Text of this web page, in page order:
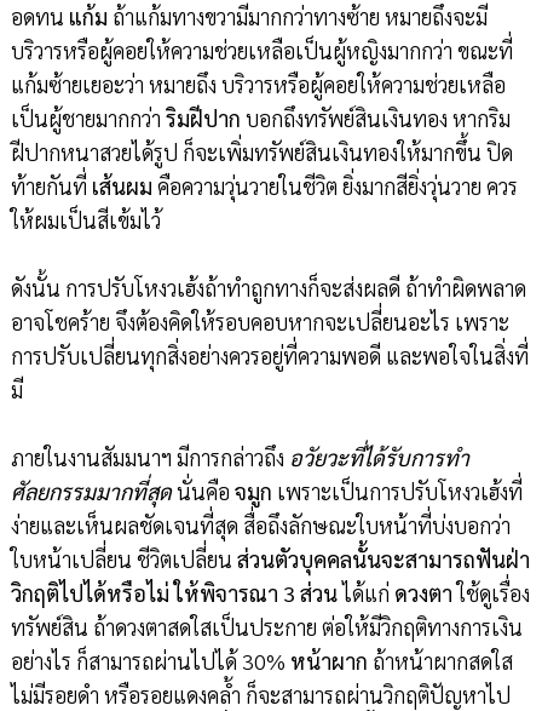
อดทน แก้ม ถ้าแก้มทางขวามีมากกว่าทางซ้าย หมายถึงจะมี
บริวารหรือผู้คอยให้ความช่วยเหลือเป็นผู้หญิงมากกว่า ขณะที่
แก้มซ้ายเยอะว่า หมายถึง บริวารหรือผู้คอยให้ความช่วยเหลือ
เป็นผู้ชายมากกว่า ริมฝีปาก บอกถึงทรัพย์สินเงินทอง หากริม
ฝีปากหนาสวยได้รูป ก็จะเพิ่มทรัพย์สินเงินทองให้มากขึ้น ปิด
ท้ายกันที่ เส้นผม คือความวุ่นวายในชีวิต ยิ่งมากสียิ่งวุ่นวาย ควร
ให้ผมเป็นสีเข้มไว้
ดังนั้น การปรับโหงวเฮ้งถ้าทำถูกทางก็จะส่งผลดี ถ้าทำผิดพลาด
อาจโชคร้าย จึงต้องคิดให้รอบคอบหากจะเปลี่ยนอะไร เพราะ
การปรับเปลี่ยนทุกสิ่งอย่างควรอยู่ที่ความพอดี และพอใจในสิ่งที่
มี
ภายในงานสัมมนาฯ มีการกล่าวถึง อวัยวะที่ได้รับการทำ
ศัลยกรรมมากที่สุดนั่นคือ จมูก เพราะเป็นการปรับโหงวเฮ้งที่
ง่ายและเห็นผลชัดเจนที่สุด สื่อถึงลักษณะใบหน้าที่บ่งบอกว่า
ใบหน้าเปลี่ยน ชีวิตเปลี่ยน ส่วนตัวบุคคลนั้นจะสามารถฟันฝ่า
วิกฤติไปได้หรือไม่ ให้พิจารณา 3 ส่วนได้แก่ ดวงตาใช้ดูเรื่อง
ทรัพย์สิน ถ้าดวงตาสดใสเป็นประกาย ต่อให้มีวิกฤติทางการเงิน
อย่างไร ก็สามารถผ่านไปได้ 30% หน้าผาก ถ้าหน้าผากสดใส
ไม่มีรอยดำ หรือรอยแดงคล้ำ ก็จะสามารถผ่านวิกฤติปัญหาไป